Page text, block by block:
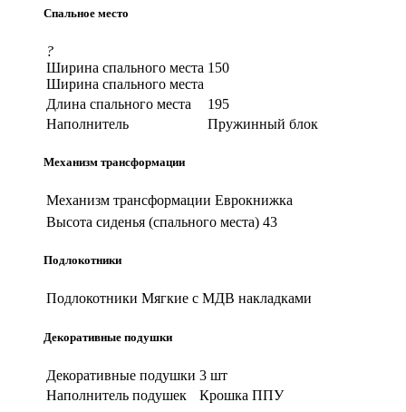
Спальное место
?
Ширина спального места
Ширина спального места
150
Длина спального места
195
Наполнитель
Пружинный блок
Механизм трансформации
Механизм трансформации Еврокнижка
Высота сиденья (спального места) 43
Подлокотники
Подлокотники Мягкие с МДВ накладками
Декоративные подушки
Декоративные подушки 3 шт
Наполнитель подушек
Крошка ППУ